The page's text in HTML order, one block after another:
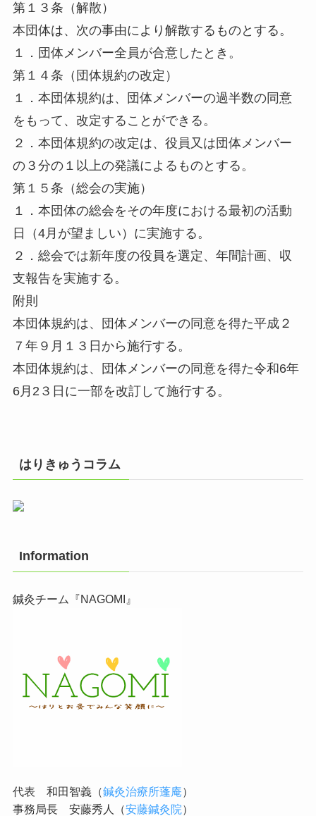
第１３条（解散）
本団体は、次の事由により解散するものとする。
１．団体メンバー全員が合意したとき。
第１４条（団体規約の改定）
１．本団体規約は、団体メンバーの過半数の同意
をもって、改定することができる。
２．本団体規約の改定は、役員又は団体メンバー
の３分の１以上の発議によるものとする。
第１５条（総会の実施）
１．本団体の総会をその年度における最初の活動
日（4月が望ましい）に実施する。
２．総会では新年度の役員を選定、年間計画、収
支報告を実施する。
附則
本団体規約は、団体メンバーの同意を得た平成２
７年９月１３日から施行する。
本団体規約は、団体メンバーの同意を得た令和6年
6月2３日に一部を改訂して施行する。
はりきゅうコラム
Information
鍼灸チーム『NAGOMI』
代表 和田智義（鍼灸治療所蓬庵）
事務局長 安藤秀人（安藤鍼灸院）